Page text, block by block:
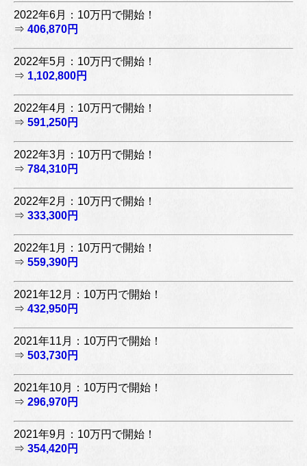
2022年6月：10万円で開始！
⇒ 406,870円
2022年5月：10万円で開始！
⇒ 1,102,800円
2022年4月：10万円で開始！
⇒ 591,250円
2022年3月：10万円で開始！
⇒ 784,310円
2022年2月：10万円で開始！
⇒ 333,300円
2022年1月：10万円で開始！
⇒ 559,390円
2021年12月：10万円で開始！
⇒ 432,950円
2021年11月：10万円で開始！
⇒ 503,730円
2021年10月：10万円で開始！
⇒ 296,970円
2021年9月：10万円で開始！
⇒ 354,420円